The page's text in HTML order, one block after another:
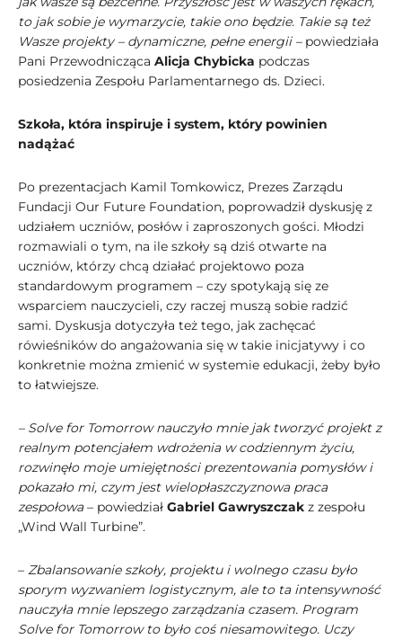
to jak sobie je wymarzycie, takie ono będzie. Takie są też
Wasze projekty – dynamiczne, pełne energii –powiedziała
Pani Przewodnicząca Alicja Chybicka podczas
posiedzenia Zespołu Parlamentarnego ds. Dzieci.
Szkoła, która inspiruje i system, który powinien
nadążać
Po prezentacjach Kamil Tomkowicz, Prezes Zarządu
Fundacji Our Future Foundation, poprowadził dyskusję z
udziałem uczniów, posłów i zaproszonych gości. Młodzi
rozmawiali o tym, na ile szkoły są dziś otwarte na
uczniów, którzy chcą działać projektowo poza
standardowym programem – czy spotykają się ze
wsparciem nauczycieli, czy raczej muszą sobie radzić
sami. Dyskusja dotyczyła też tego, jak zachęcać
rówieśników do angażowania się w takie inicjatywy i co
konkretnie można zmienić w systemie edukacji, żeby było
to łatwiejsze.
– Solve for Tomorrow nauczyło mnie jak tworzyć projekt z
realnym potencjałem wdrożenia w codziennym życiu,
rozwinęło moje umiejętności prezentowania pomysłów i
pokazało mi, czym jest wielopłaszczyznowa praca
zespołowa– powiedział Gabriel Gawryszczak z zespołu
„Wind Wall Turbine”.
– Zbalansowanie szkoły, projektu i wolnego czasu było
sporym wyzwaniem logistycznym, ale to ta intensywność
nauczyła mnie lepszego zarządzania czasem. Program
Solve for Tomorrow to było coś niesamowitego. Uczy